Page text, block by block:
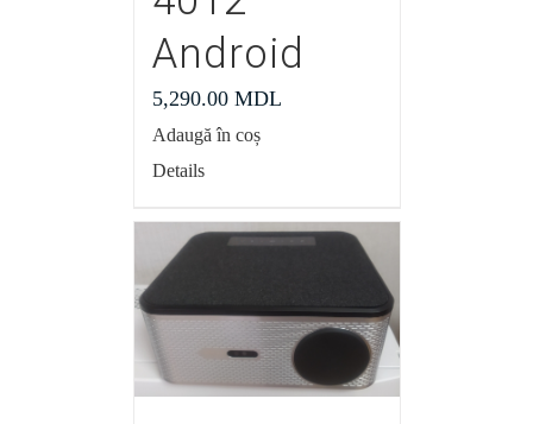
Android
5,290.00 MDL
Adaugă în coș
Details